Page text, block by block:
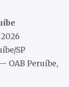
SP
OAB Peruíbe,